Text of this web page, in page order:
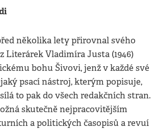
několika lety přirovnal svého
Literárek Vladimíra Justa (1946)
bohu Šivovi, jenž v každé své
psací nástroj, kterým popisuje,
to pak do všech redakčních stran.
skutečně nejpracovitějším
a politických časopisů a revuí